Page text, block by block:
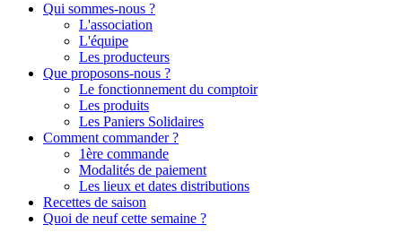
Qui sommes-nous ?
L'association
L'équipe
Les producteurs
Que proposons-nous ?
Le fonctionnement du comptoir
Les produits
Les Paniers Solidaires
Comment commander ?
1ère commande
Modalités de paiement
Les lieux et dates distributions
Recettes de saison
Quoi de neuf cette semaine ?